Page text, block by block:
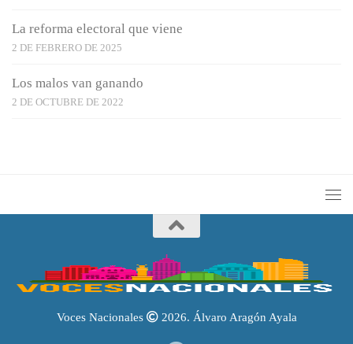
La reforma electoral que viene
2 DE FEBRERO DE 2025
Los malos van ganando
2 DE OCTUBRE DE 2022
Voces Nacionales 2026. Álvaro Aragón Ayala